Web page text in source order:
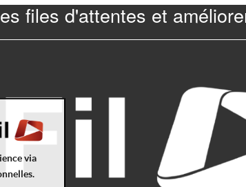
files d'attentes et
via